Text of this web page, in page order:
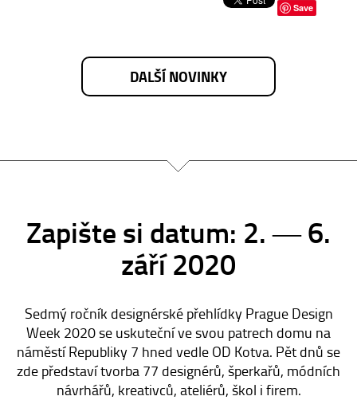
Save
DALŠÍ NOVINKY
Zapište si datum: 2. ― 6.
září 2020
Sedmý ročník designérské přehlídky Prague Design
Week 2020 se uskuteční ve svou patrech domu na
náměstí Republiky 7 hned vedle OD Kotva. Pět dnů se
zde představí tvorba 77 designérů, šperkařů, módních
návrhářů, kreativců, ateliérů, škol i firem.